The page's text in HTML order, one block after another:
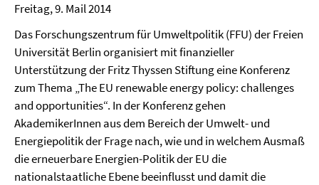
Freitag, 9. Mail 2014
Das Forschungszentrum für Umweltpolitik (FFU) der Freien
Universität Berlin organisiert mit finanzieller
Unterstützung der Fritz Thyssen Stiftung eine Konferenz
zum Thema „The EU renewable energy policy: challenges
and opportunities“. In der Konferenz gehen
AkademikerInnen aus dem Bereich der Umwelt- und
Energiepolitik der Frage nach, wie und in welchem Ausmaß
die erneuerbare Energien-Politik der EU die
nationalstaatliche Ebene beeinflusst und damit die